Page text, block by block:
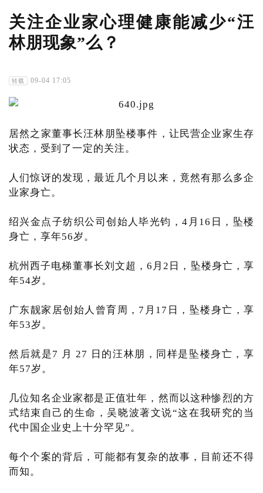
关注企业家心理健康能减少“汪
林朋现象”么？
转载 09-04 17:05
居然之家董事长汪林朋坠楼事件，让民营企业家生存
状态，受到了一定的关注。
人们惊讶的发现，最近几个月以来，竟然有那么多企
业家身亡。
绍兴金点子纺织公司创始人毕光钧，4月16日，坠楼
身亡，享年56岁。
杭州西子电梯董事长刘文超，6月2日，坠楼身亡，享
年54岁。
广东靓家居创始人曾育周，7月17日，坠楼身亡，享
年53岁。
然后就是7 月 27 日的汪林朋，同样是坠楼身亡，享
年57岁。
几位知名企业家都是正值壮年，然而以这种惨烈的方
式结束自己的生命，吴晓波著文说“这在我研究的当
代中国企业史上十分罕见”。
每个个案的背后，可能都有复杂的故事，目前还不得
而知。